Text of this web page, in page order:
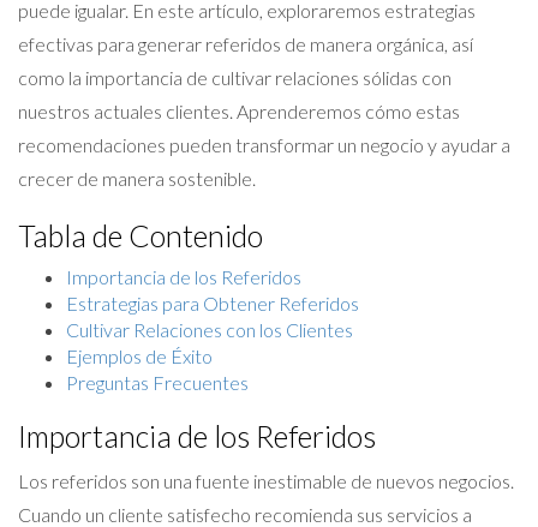
puede igualar. En este artículo, exploraremos estrategias
efectivas para generar referidos de manera orgánica, así
como la importancia de cultivar relaciones sólidas con
nuestros actuales clientes. Aprenderemos cómo estas
recomendaciones pueden transformar un negocio y ayudar a
crecer de manera sostenible.
Tabla de Contenido
Importancia de los Referidos
Estrategias para Obtener Referidos
Cultivar Relaciones con los Clientes
Ejemplos de Éxito
Preguntas Frecuentes
Importancia de los Referidos
Los referidos son una fuente inestimable de nuevos negocios.
Cuando un cliente satisfecho recomienda sus servicios a